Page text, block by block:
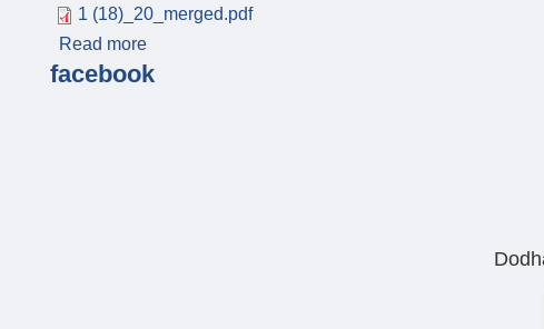
1 (18)_20_merged.pdf
Read more
facebook